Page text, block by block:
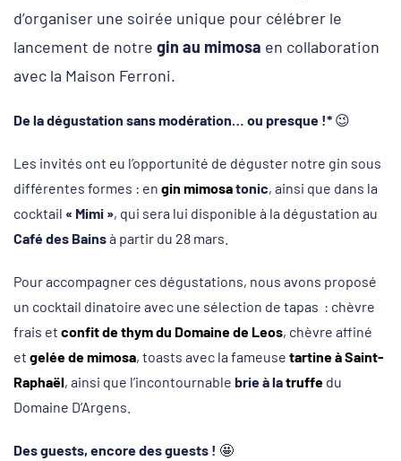
d’organiser une soirée unique pour célébrer le
lancement de notre gin au mimosa en collaboration
avec la Maison Ferroni.
De la dégustation sans modération… ou presque !* 😉
Les invités ont eu l’opportunité de déguster notre gin sous
différentes formes : en gin mimosatonic, ainsi que dans la
cocktail « Mimi », qui sera lui disponible à la dégustation au
Café des Bainsà partir du 28 mars.
Pour accompagner ces dégustations, nous avons proposé
un cocktail dinatoire avec une sélection de tapas : chèvre
frais et confit de thym du Domaine de Leos, chèvre affiné
et gelée de mimosa, toasts avec la fameuse tartine à Saint-
Raphaël, ainsi que l’incontournable brie à latruffe du
Domaine D’Argens.
Des guests, encore des guests ! 🤩